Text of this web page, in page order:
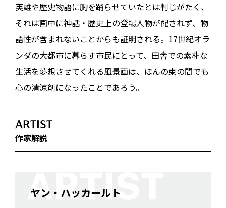
英雄や歴史物語に胸を踊らせていたとは判じがたく、
それは画中に神話・歴史上の登場人物が配されず、物
語性が含まれないことからも証明される。17世紀オラ
ンダの大都市に暮らす市民にとって、田舎での素朴な
生活を夢想させてくれる風景画は、ほんの束の間でも
心の清涼剤になったことであろう。
ARTIST
作家解説
ヤン・ハッカールト